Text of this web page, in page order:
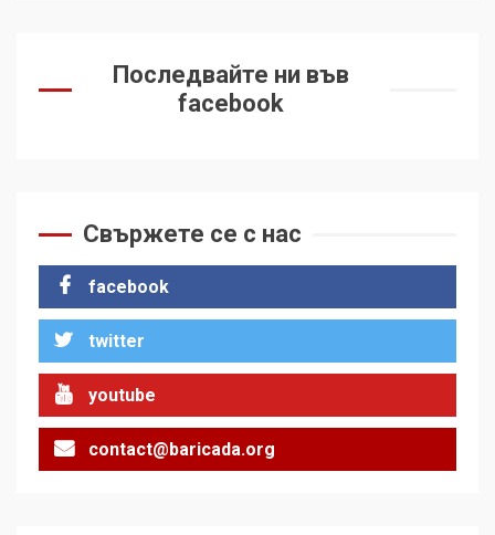
Последвайте ни във
facebook
Свържете се с нас
facebook
twitter
youtube
contact@baricada.org